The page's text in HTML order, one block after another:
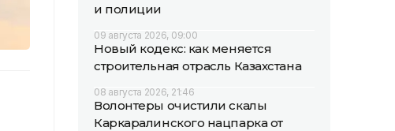
и полиции
09 августа 2026, 09:00
Новый кодекс: как меняется
строительная отрасль Казахстана
08 августа 2026, 21:46
Волонтеры очистили скалы
Каркаралинского нацпарка от